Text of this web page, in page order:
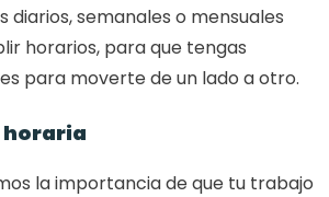
diarios, semanales o mensuales
horarios, para que tengas
para moverte de un lado a otro.
horaria
la importancia de que tu trabajo